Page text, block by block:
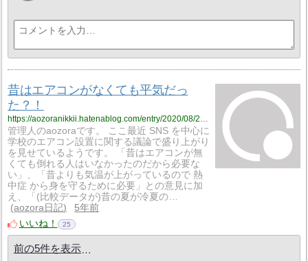
昔はエアコンがなくても平気だっ
た？！
https://aozoranikkii.hatenablog.com/entry/2020/08/20/122212
管理人のaozoraです。 ここ最近 SNS を中心に
学校のエアコン設置に関する議論で盛り上がり
を見せているようです。 「昔はエアコンが無
くても倒れる人はいなかったのだから必要な
い」、「昔よりも気温が上がっているので 熱
中症 から身を守るために必要」との意見に加
え、「(比較データが)昔の夏が冷夏の…
aozora日記
5年前
いいね！
25
前の5件を表示